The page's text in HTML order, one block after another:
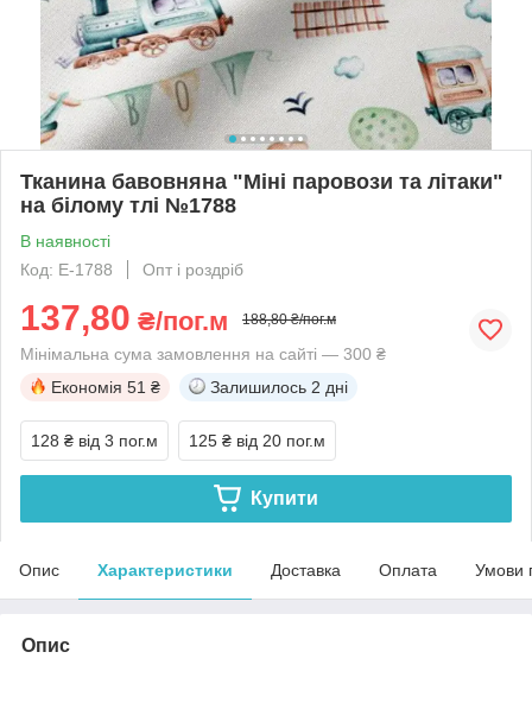
Тканина бавовняна "Міні паровози та літаки"
на білому тлі №1788
В наявності
Код: Е-1788
Опт і роздріб
137,80 ₴/пог.м 188,80 ₴/пог.м
Мінімальна сума замовлення на сайті — 300 ₴
Економія 51 ₴ Залишилось 2 дні
128 ₴ від 3 пог.м 125 ₴ від 20 пог.м
Купити
Опис Характеристики Доставка Оплата Умови
Опис